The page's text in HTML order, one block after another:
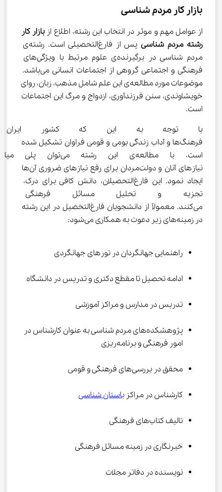
بازار کار مردم شناسی
از عوامل مهم و موثر در انتخاب این رشته، اطلاع از بازار کار
رشته مردم شناسی
پس از فارغ‌التحصیلی است. رشته‌ی
مردم شناسی در برگیرنده‌ی علوم مرتبط با ویژگی‌های
فرهنگی و اجتماعی گروهی از اجتماعات انسانی می‌باشد.
موضوعات مورد مطالعه‌ی این علم شامل مذهب، زبان، روای
خویشاوندی، سنن فرزندآوری، ازدواج و مرگ این اجتماعات
است.
با توجه به این که کشور ایران
فرهنگ‌ها و آداب زندگی بومی و قومی فراوان تشکیل شده
است، با مطالعه‌ی این رشته
نیاز‌های آنان و دولت‌مردان برای رفع نیاز‌های ضروری آن‌ها
ایجاد نمود. این فارغ‌التحصیلان، دانش کافی برای درک،
تجزیه و تحلیل مسائل فرهنگی
می‌کنند. معمولاً از دانشجویان فارغ‌التخصیل در این رشته
در زمینه‌های زیر دعوت به همکاری می‌شود:
راهنمایی جهانگردان در تور‌های جهانگردی
ادامه تحصیل تا مقطع دکتری و تدریس در دانشگاه
تدریس در مدارس و مراکز آموزشی
پژوهشکده‌های مردم شناسی به عنوان کارشناس در
امور فرهنگی و برنامه‌ریزی
محقق در بررسی‌های فرهنگی و قومی
کارشناس در مراکز باستان شناسی
تالیف کتاب‌های فرهنگی
خبرنگاری در زمینه مسائل فرهنگی
نویسنده در دفاتر مجلات